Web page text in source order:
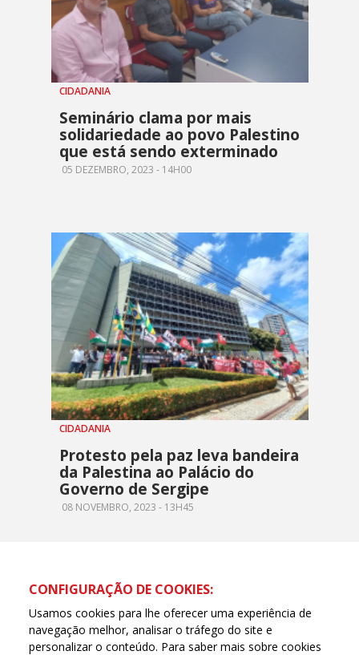
CIDADANIA
Seminário clama por mais
solidariedade ao povo Palestino
que está sendo exterminado
05 DEZEMBRO, 2023 - 14H00
CIDADANIA
Protesto pela paz leva bandeira
da Palestina ao Palácio do
Governo de Sergipe
08 NOVEMBRO, 2023 - 13H45
CONFIGURAÇÃO DE COOKIES:
Usamos cookies para lhe oferecer uma experiência de
navegação melhor, analisar o tráfego do site e
personalizar o conteúdo. Para saber mais sobre cookies